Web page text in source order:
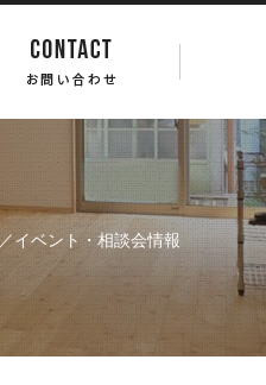
／イベント・相談会情報